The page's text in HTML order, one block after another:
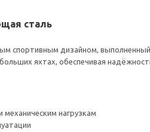
сталь
спортивным дизайном,
яхтах, обеспечивая
нагрузкам